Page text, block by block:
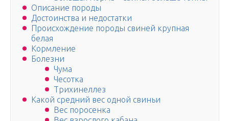
Описание породы
Достоинства и недостатки
Происхождение породы свиней крупная
белая
Кормление
Болезни
Чума
Чесотка
Трихинеллез
Какой средний вес одной свиньи
Вес поросенка